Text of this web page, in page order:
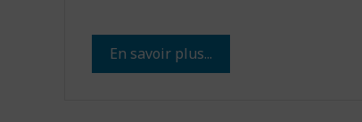
En savoir plus...